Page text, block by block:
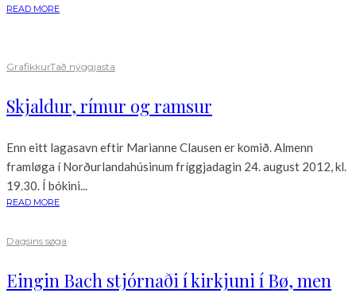
READ MORE
GrafikkurTað nýggjasta
Skjaldur, rímur og ramsur
Enn eitt lagasavn eftir Marianne Clausen er komið. Almenn
framløga í Norðurlandahúsinum fríggjadagin 24. august 2012, kl.
19.30. Í bókini...
READ MORE
Dagsins søga
Eingin Bach stjórnaði í kirkjuni í Bø, men